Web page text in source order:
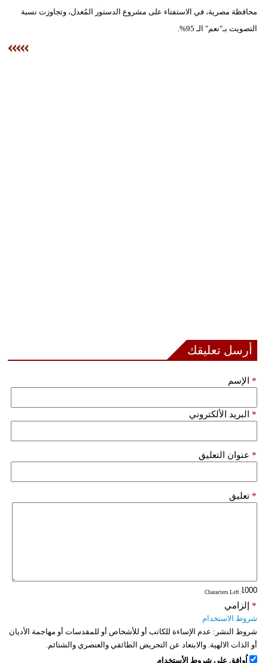
محافظة مصرية، في الاستفتاء على مشروع الدستور المُعدل، وتجاوزت نسبة
التصويت بـ"نعم" الـ 95%.
أرسل تعليقك
الإسم *
البريد الألكتروني *
عنوان التعليق *
تعليق *
: Characters Left
إلزامي *
شروط الاستخدام
شروط النشر: عدم الإساءة للكاتب أو للأشخاص أو للمقدسات أو مهاجمة الأديان
أو الذات الالهية. والابتعاد عن التحريض الطائفي والعنصري والشتائم.
اُوافق على شروط الأستخدام